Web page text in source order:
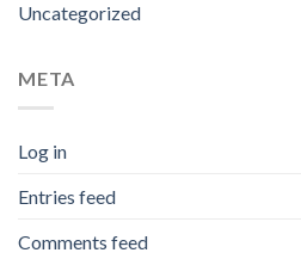
Uncategorized
META
Log in
Entries feed
Comments feed